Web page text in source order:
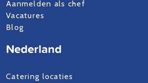
Aanmelden als chef
Vacatures
Blog
Nederland
Catering locaties